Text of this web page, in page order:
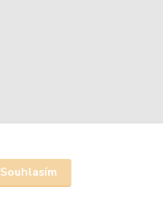
Souhlasím